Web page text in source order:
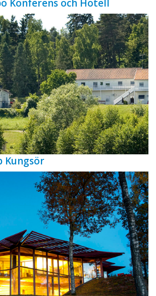
Konferens och Hotell
Kungsör